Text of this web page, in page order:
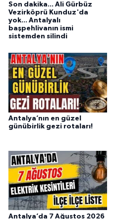
Son dakika... Ali Gürbüz
Vezirköprü Kunduz'da
yok... Antalyalı
başpehlivanın ismi
sistemden silindi
Antalya’nın en güzel
günübirlik gezi rotaları!
Antalya’da 7 Ağustos 2026